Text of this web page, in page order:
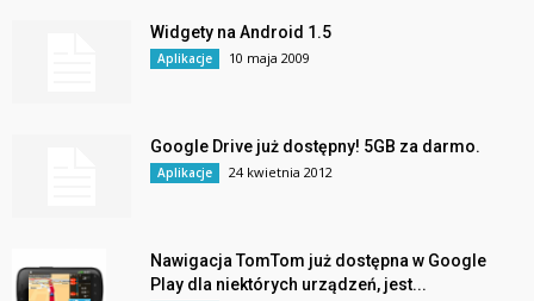
Widgety na Android 1.5
Aplikacje 10 maja 2009
Google Drive już dostępny! 5GB za darmo.
Aplikacje 24 kwietnia 2012
Nawigacja TomTom już dostępna w Google
Play dla niektórych urządzeń, jest...